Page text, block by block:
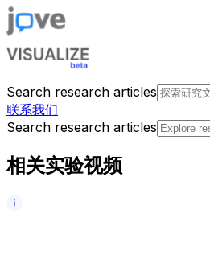
Search research articles
联系我们
Search research articles
相关实验视频